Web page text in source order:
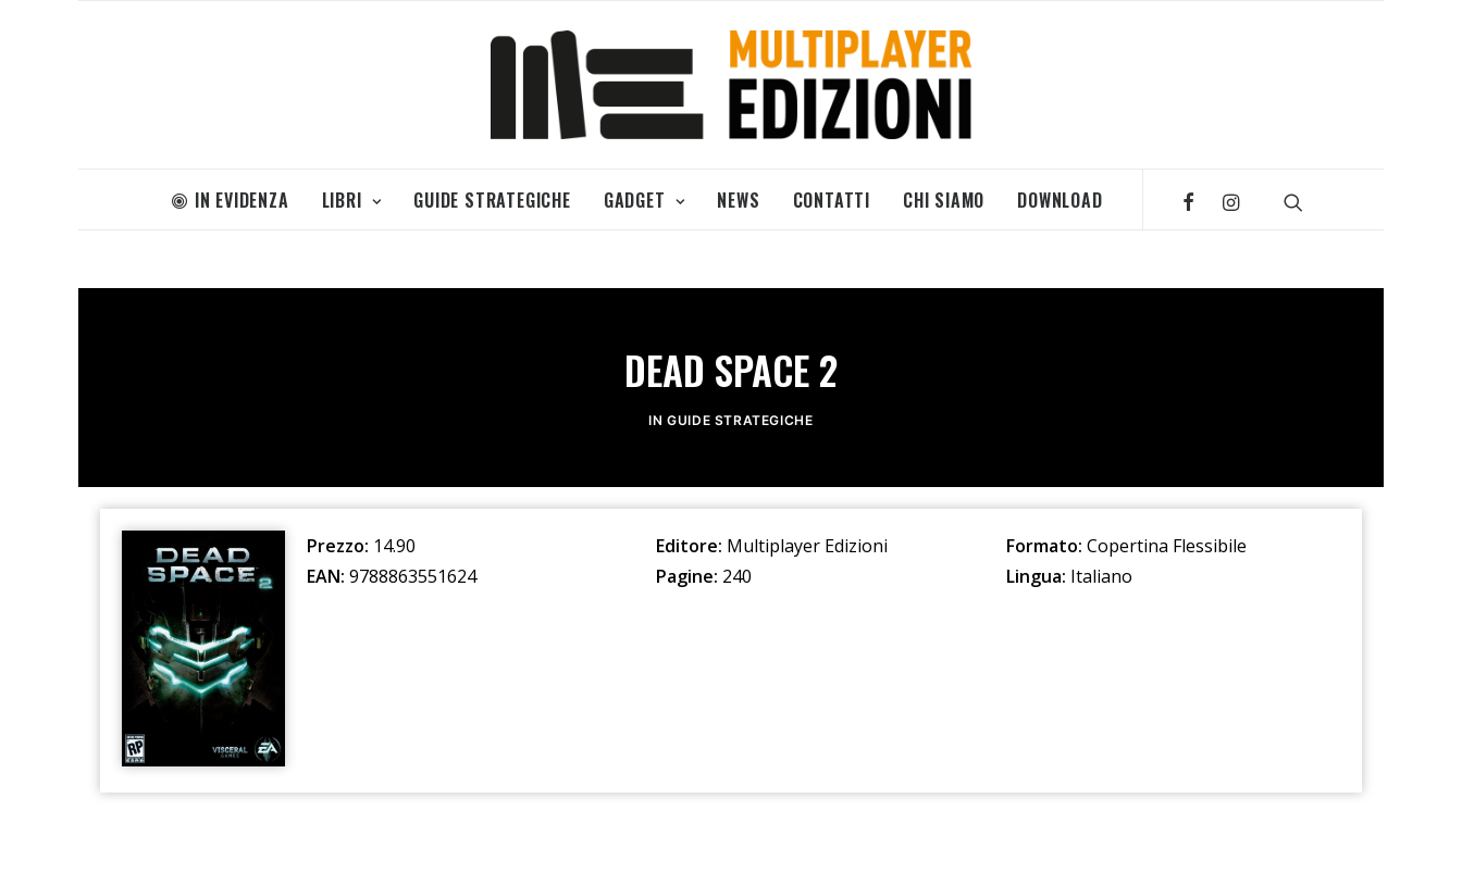
IN EVIDENZA LIBRI GUIDE STRATEGICHE GADGET NEWS CONTATTI CHI SIAMO DOWNLOAD
DEAD SPACE 2
INGUIDE STRATEGICHE
Prezzo: 14.90
EAN: 9788863551624
Editore: Multiplayer Edizioni
Pagine: 240
Formato: Copertina Flessibile
Lingua: Italiano